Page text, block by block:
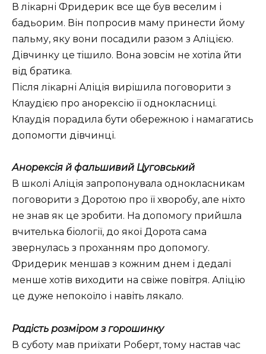
В лікарні Фридерик все ще був веселим і
бадьорим. Він попросив маму принести йому
пальму, яку вони посадили разом з Аліцією.
Дівчинку це тішило. Вона зовсім не хотіла йти
від братика.
Після лікарні Аліція вирішила поговорити з
Клаудією про анорексію її однокласниці.
Клаудія порадила бути обережною і намагатись
допомогти дівчинці.
Анорексія й фальшивий Цуговський
В школі Аліція запропонувала однокласникам
поговорити з Доротою про її хворобу, але ніхто
не знав як це зробити. На допомогу прийшла
вчителька біології, до якої Дорота сама
звернулась з проханням про допомогу.
Фридерик меншав з кожним днем і дедалі
менше хотів виходити на свіже повітря. Аліцію
це дуже непокоїло і навіть лякало.
Радість розміром з горошинку
В суботу мав приїхати Роберт, тому настав час